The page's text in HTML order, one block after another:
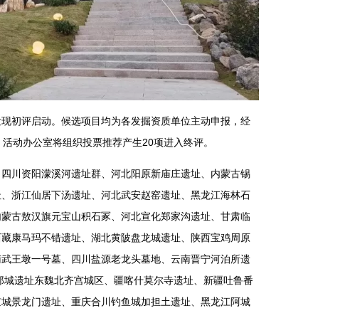
初评启动。候选项目均为各发掘资质单位主动申报，经
动办公室将组织投票推荐产生20项进入终评。
川资阳濛溪河遗址群、河北阳原新庙庄遗址、内蒙古锡
浙江仙居下汤遗址、河北武安赵窑遗址、黑龙江海林石
古敖汉旗元宝山积石冢、河北宣化郑家沟遗址、甘肃临
康马玛不错遗址、湖北黄陂盘龙城遗址、陕西宝鸡周原
王墩一号墓、四川盐源老龙头墓地、云南晋宁河泊所遗
遗址东魏北齐宫城区、疆喀什莫尔寺遗址、新疆吐鲁番
景龙门遗址、重庆合川钓鱼城加担土遗址、黑龙江阿城